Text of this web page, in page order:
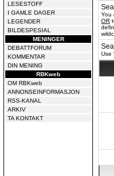
LESESTOFF
I GAMLE DAGER
LEGENDER
BILDESPESIAL
MENINGER
DEBATTFORUM
KOMMENTAR
DIN MENING
RBKweb
OM RBKweb
ANNONSEINFORMASJON
RSS-KANAL
ARKIV
TA KONTAKT
You
OR
Use